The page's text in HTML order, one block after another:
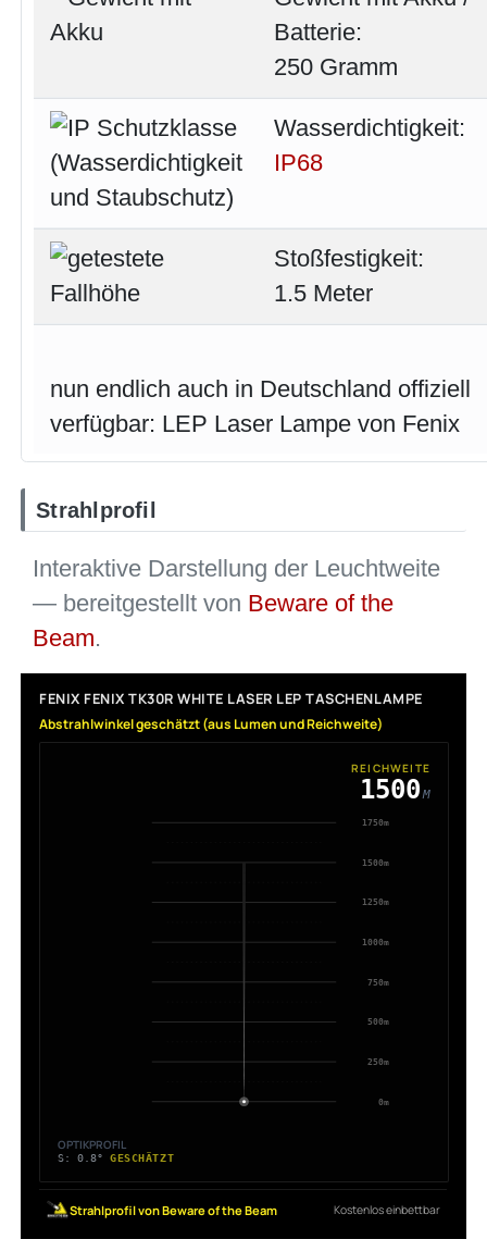
Batterie:
250 Gramm
Wasserdichtigkeit:
IP68
Stoßfestigkeit:
1.5 Meter
nun endlich auch in Deutschland offiziell
verfügbar: LEP Laser Lampe von Fenix
Strahlprofil
Interaktive Darstellung der Leuchtweite
— bereitgestellt von Beware of the
Beam.